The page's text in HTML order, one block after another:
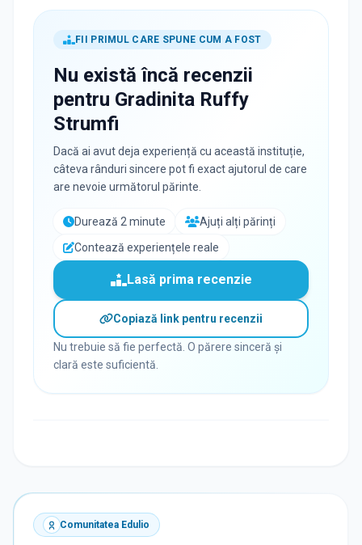
FII PRIMUL CARE SPUNE CUM A FOST
Nu există încă recenzii
pentru Gradinita Ruffy
Strumfi
Dacă ai avut deja experiență cu această instituție,
câteva rânduri sincere pot fi exact ajutorul de care
are nevoie următorul părinte.
Durează 2 minute
Ajuți alți părinți
Contează experiențele reale
Lasă prima recenzie
Copiază link pentru recenzii
Nu trebuie să fie perfectă. O părere sinceră și
clară este suficientă.
Comunitatea Edulio